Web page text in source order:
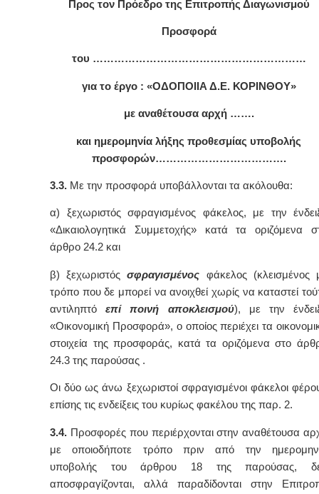
Προς τον Πρόεδρο της Επιτροπής Διαγωνισμού
Προσφορά
του ……………………………………………………
για το έργο : «ΟΔΟΠΟΙΙΑ Δ.Ε. ΚΟΡΙΝΘΟΥ»
με αναθέτουσα αρχή …….
και ημερομηνία λήξης προθεσμίας υποβολής
προσφορών……………………………….
3.3. Με την προσφορά υποβάλλονται τα ακόλουθα:
α) ξεχωριστός σφραγισμένος φάκελος, με την
«Δικαιολογητικά Συμμετοχής» κατά τα οριζόμενα
άρθρο 24.2 και
β) ξεχωριστόςσφραγισμένος φάκελος (κλεισμένος
τρόπο που δε μπορεί να ανοιχθεί χωρίς να καταστεί
αντιληπτόεπί ποινή αποκλεισμού), με την
«Οικονομική Προσφορά», ο οποίος περιέχει τα
στοιχεία της προσφοράς, κατά τα οριζόμενα στο
24.3 της παρούσας .
Οι δύο ως άνω ξεχωριστοί σφραγισμένοι φάκελοι
επίσης τις ενδείξεις του κυρίως φακέλου της παρ. 2.
3.4. Προσφορές που περιέρχονται στην αναθέτουσα
με οποιοδήποτε τρόπο πριν από την
υποβολής του άρθρου 18 της παρούσας,
αποσφραγίζονται, αλλά παραδίδονται στην